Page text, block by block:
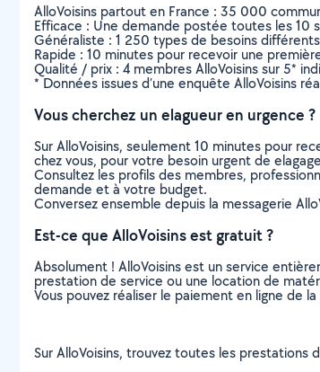
AlloVoisins partout en France : 35 000
Efficace : Une demande postée toutes les 10
Généraliste : 1 250 types de besoins
Rapide : 10 minutes pour recevoir une
Qualité / prix : 4 membres AlloVoisins sur 5*
* Données issues d’une enquête AlloVoisins
Vous cherchez un elagueur en urgence ?
Sur AlloVoisins, seulement 10 minutes pour
chez vous, pour votre besoin urgent de
Consultez les profils des membres,
demande et à votre budget.
Conversez ensemble depuis la messagerie
Est-ce que AlloVoisins est gratuit ?
Absolument ! AlloVoisins est un service
prestation de service ou une location de
Vous pouvez réaliser le paiement en ligne de
Sur AlloVoisins, trouvez toutes les